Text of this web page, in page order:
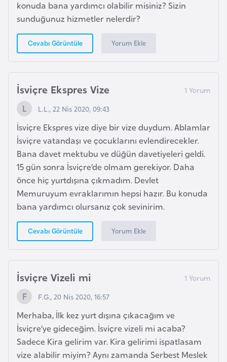
konuda bana yardımcı olabilir misiniz? Sizin
sunduğunuz hizmetler nelerdir?
Cevabı Görüntüle Yorum Ekle
İsviçre Ekspres Vize
L.L., 22 Nis 2020, 09:43
İsviçre Ekspres vize diye bir vize duydum. Ablamlar
İsviçre vatandaşı ve çocuklarını evlendirecekler.
Bana davet mektubu ve düğün davetiyeleri geldi.
15 gün sonra İsviçre’de olmam gerekiyor. Daha
önce hiç yurtdışına çıkmadım. Devlet
Memuruyum evraklarımın hepsi hazır. Bu konuda
bana yardımcı olursanız çok sevinirim.
Cevabı Görüntüle Yorum Ekle
İsviçre Vizeli mi
F.G., 20 Nis 2020, 16:57
Merhaba, İlk kez yurt dışına çıkacağım ve
İsviçre’ye gideceğim. İsviçre vizeli mi acaba?
Sadece Kira gelirim var. Kira gelirimi ispatlasam
vize alabilir miyim? Aynı zamanda Serbest Meslek
r
i
y
e
t
C
e
z
a
y
i
r
b
t
i
Ç
i
n